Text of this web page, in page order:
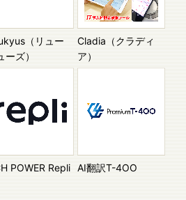
（リュー
ーズ）
Cladia（クラディ
ア）
POWER Repli AI翻訳T-4OO